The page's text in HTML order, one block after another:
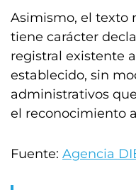
Asimismo, el texto
tiene carácter
registral existente
establecido, sin
administrativos
el reconocimiento
Fuente: Agencia